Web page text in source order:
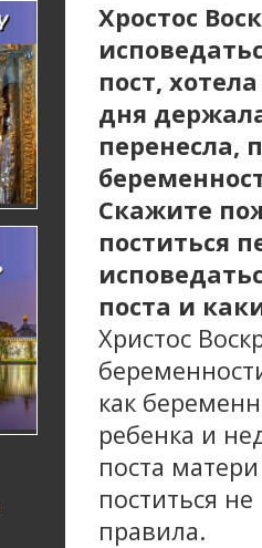
Хростос
пост,
дня
перенесла,
Скажите
поститься
поста и
Христос
как
ребенка и
поста
поститься
правила.